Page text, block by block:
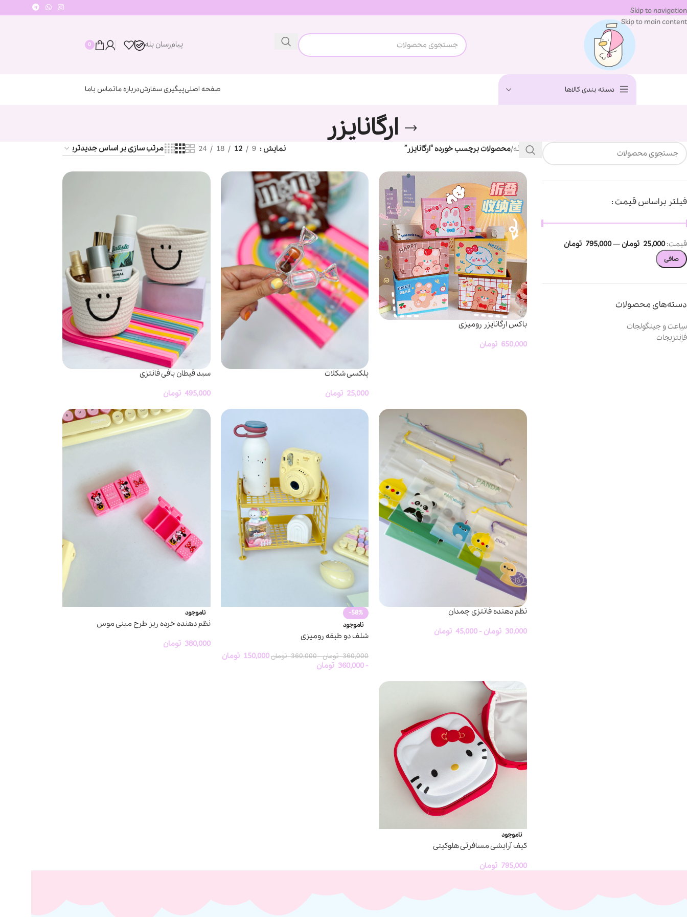
Skip to navigation
Skip to main content
پیام‌رسان‌ بله 0
دسته بندی کالاها صفحه اصلیپیگیری سفارشدرباره ماتماس باما
ارگانایزر
فیلتر براساس قیمت :
صافی
قيمت:25,000 تومان —795,000 تومان
دسته‌های محصولات
ساعت و جینگولجات
فانتزیجات
خانه/محصولات برچسب خورده “ارگانایزر” نمایش 9
12
18
24
باکس ارگانایزر رومیزی
650,000 تومان
پلکسی شکلات
25,000 تومان
سبد قیطان بافی فانتزی
495,000 تومان
نظم دهنده فانتزی چمدان
30,000 تومان -
45,000 تومان
-58%
ناموجود
شلف دو طبقه رومیزی
360,000 تومان-
360,000 تومان150,000 تومان
-
360,000 تومان
ناموجود
نظم دهنده خرده ریز طرح مینی موس
380,000 تومان
ناموجود
کیف آرایشی مسافرتی هلوکیتی
795,000 تومان